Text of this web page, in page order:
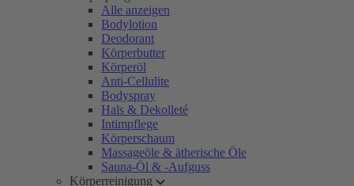
Alle anzeigen
Bodylotion
Deodorant
Körperbutter
Körperöl
Anti-Cellulite
Bodyspray
Hals & Dekolleté
Intimpflege
Körperschaum
Massageöle & ätherische Öle
Sauna-Öl & -Aufguss
Körperreinigung